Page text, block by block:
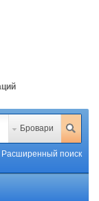
Бровари
Расширенный поиск